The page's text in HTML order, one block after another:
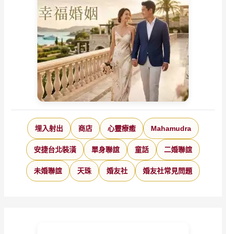
埋入射出 商店 心靈療癒 Mahamudra
安捷台北裝潢 單身聯誼 童話 二婚聯誼
未婚聯誼 天珠 婚友社 婚友社常見問題